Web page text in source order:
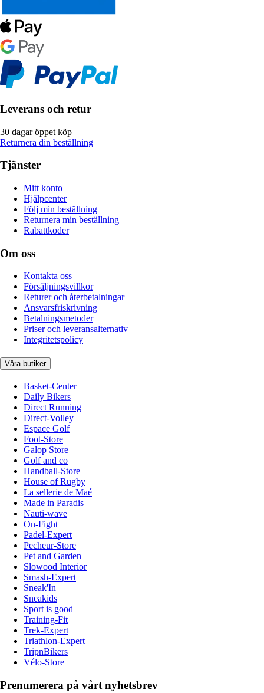
Leverans och retur
30 dagar öppet köp
Returnera din beställning
Tjänster
Mitt konto
Hjälpcenter
Följ min beställning
Returnera min beställning
Rabattkoder
Om oss
Kontakta oss
Försäljningsvillkor
Returer och återbetalningar
Ansvarsfriskrivning
Betalningsmetoder
Priser och leveransalternativ
Integritetspolicy
Våra butiker
Basket-Center
Daily Bikers
Direct Running
Direct-Volley
Espace Golf
Foot-Store
Galop Store
Golf and co
Handball-Store
House of Rugby
La sellerie de Maé
Made in Paradis
Nauti-wave
On-Fight
Padel-Expert
Pecheur-Store
Pet and Garden
Slowood Interior
Smash-Expert
Sneak'In
Sneakids
Sport is good
Training-Fit
Trek-Expert
Triathlon-Expert
TripnBikers
Vélo-Store
Prenumerera på vårt nyhetsbrev